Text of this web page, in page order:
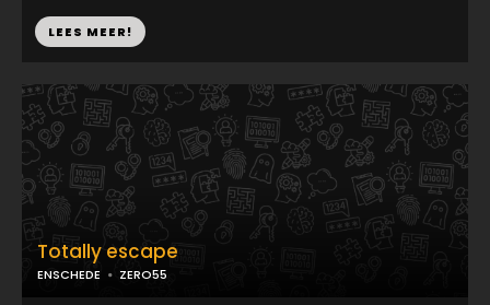
Totally escape
ENSCHEDE ZERO55
LEES MEER!